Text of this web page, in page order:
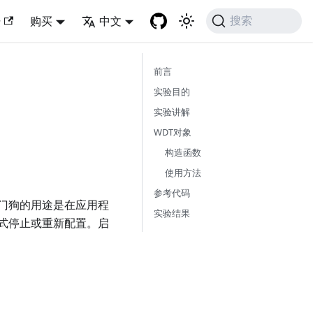
购买 中文 搜索
狗的用途是在应用程
停止或重新配置。启
前言
实验目的
实验讲解
WDT对象
构造函数
使用方法
参考代码
实验结果